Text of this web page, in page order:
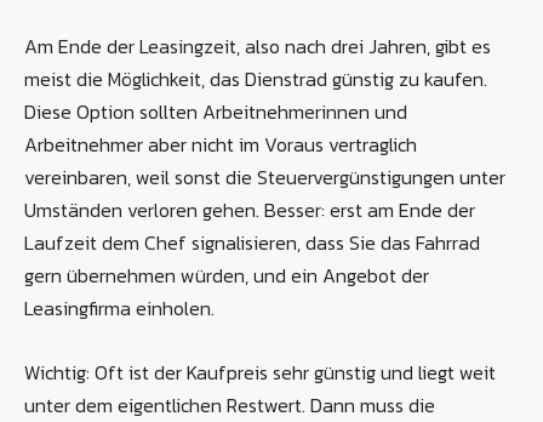
Am Ende der Leasingzeit, also nach drei Jahren, gibt es
meist die Möglichkeit, das Dienstrad günstig zu kaufen.
Diese Option sollten Arbeitnehmerinnen und
Arbeitnehmer aber nicht im Voraus vertraglich
vereinbaren, weil sonst die Steuervergünstigungen unter
Umständen verloren gehen. Besser: erst am Ende der
Laufzeit dem Chef signalisieren, dass Sie das Fahrrad
gern übernehmen würden, und ein Angebot der
Leasingfirma einholen.
Wichtig: Oft ist der Kaufpreis sehr günstig und liegt weit
unter dem eigentlichen Restwert. Dann muss die